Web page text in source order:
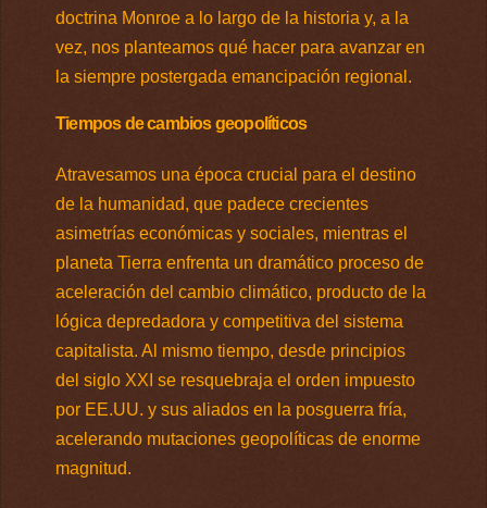
doctrina Monroe a lo largo de la historia y, a la
vez, nos planteamos qué hacer para avanzar en
la siempre postergada emancipación regional.
Tiempos de cambios geopolíticos
Atravesamos una época crucial para el destino
de la humanidad, que padece crecientes
asimetrías económicas y sociales, mientras el
planeta Tierra enfrenta un dramático proceso de
aceleración del cambio climático, producto de la
lógica depredadora y competitiva del sistema
capitalista. Al mismo tiempo, desde principios
del siglo XXI se resquebraja el orden impuesto
por EE.UU. y sus aliados en la posguerra fría,
acelerando mutaciones geopolíticas de enorme
magnitud.